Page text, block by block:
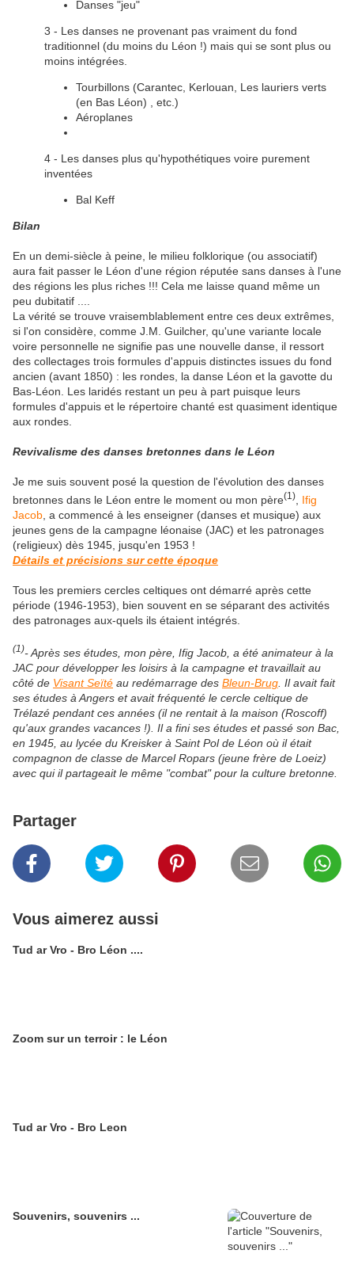
Danses "jeu"
3 - Les danses ne provenant pas vraiment du fond
traditionnel (du moins du Léon !) mais qui se sont plus ou
moins intégrées.
Tourbillons (Carantec, Kerlouan, Les lauriers verts
(en Bas Léon) , etc.)
Aéroplanes
4 - Les danses plus qu'hypothétiques voire purement
inventées
Bal Keff
Bilan
En un demi-siècle à peine, le milieu folklorique (ou associatif)
aura fait passer le Léon d'une région réputée sans danses à l'une
des régions les plus riches !!! Cela me laisse quand même un
peu dubitatif ....
La vérité se trouve vraisemblablement entre ces deux extrêmes,
si l'on considère, comme J.M. Guilcher, qu'une variante locale
voire personnelle ne signifie pas une nouvelle danse, il ressort
des collectages trois formules d'appuis distinctes issues du fond
ancien (avant 1850) : les rondes, la danse Léon et la gavotte du
Bas-Léon. Les laridés restant un peu à part puisque leurs
formules d'appuis et le répertoire chanté est quasiment identique
aux rondes.
Revivalisme des danses bretonnes dans le Léon
Je me suis souvent posé la question de l'évolution des danses
bretonnes dans le Léon entre le moment ou mon père(1)
Ifig
Jacob , a commencé à les enseigner (danses et musique) aux
jeunes gens de la campagne léonaise (JAC) et les patronages
(religieux) dès 1945, jusqu'en 1953 !
Détails et précisions sur cette époque
Tous les premiers cercles celtiques ont démarré après cette
période (1946-1953), bien souvent en se séparant des activités
des patronages aux-quels ils étaient intégrés.
(1)- Après ses études, mon père, Ifig Jacob, a été animateur à la
JAC pour développer les loisirs à la campagne et travaillait au
côté de Visant Seïté au redémarrage des Bleun-Brug. Il avait fait
ses études à Angers et avait fréquenté le cercle celtique de
Trélazé pendant ces années (il ne rentait à la maison (Roscoff)
qu'aux grandes vacances !). Il a fini ses études et passé son Bac,
en 1945, au lycée du Kreisker à Saint Pol de Léon où il était
compagnon de classe de Marcel Ropars (jeune frère de Loeiz)
avec qui il partageait le même "combat" pour la culture bretonne.
Partager
Vous aimerez aussi
Tud ar Vro - Bro Léon ....
Zoom sur un terroir : le Léon
Tud ar Vro - Bro Leon
Souvenirs, souvenirs ...